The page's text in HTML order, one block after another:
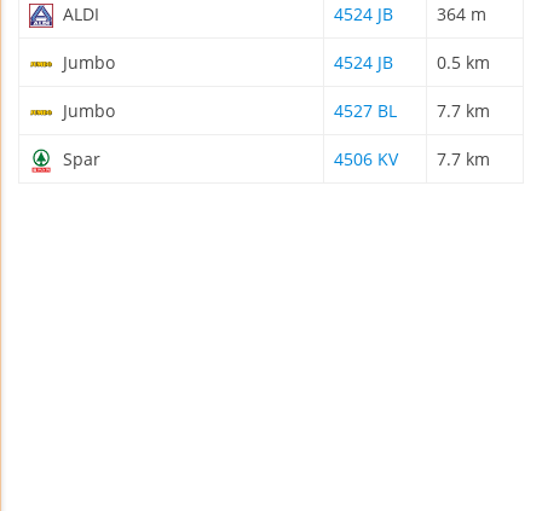
ALDI 4524 JB 364 m
Jumbo 4524 JB 0.5 km
Jumbo 4527 BL 7.7 km
Spar 4506 KV 7.7 km